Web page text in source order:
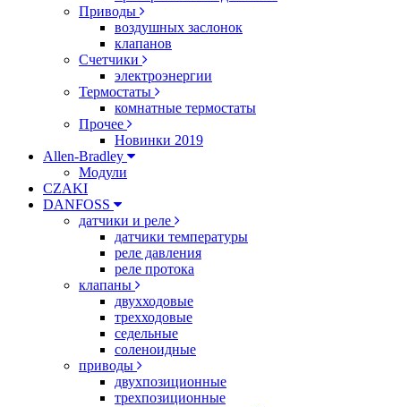
Приводы
воздушных заслонок
клапанов
Счетчики
электроэнергии
Термостаты
комнатные термостаты
Прочее
Новинки 2019
Allen-Bradley
Модули
CZAKI
DANFOSS
датчики и реле
датчики температуры
реле давления
реле протока
клапаны
двухходовые
трехходовые
седельные
соленоидные
приводы
двухпозиционные
трехпозиционные